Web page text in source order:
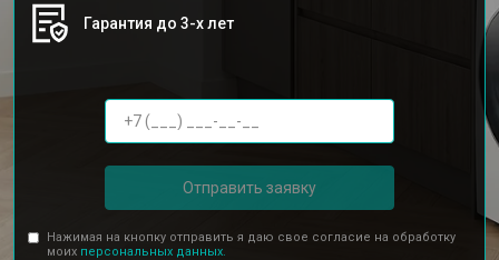
Гарантия до 3-х лет
Отправить заявку
Нажимая на кнопку отправить я даю свое согласие на обработку
моих персональных данных.